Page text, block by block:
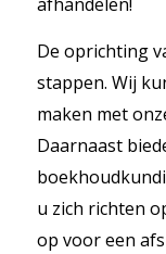
afhandelen!
De oprichting
stappen. Wij
maken met
Daarnaast
u zich richten
op voor een